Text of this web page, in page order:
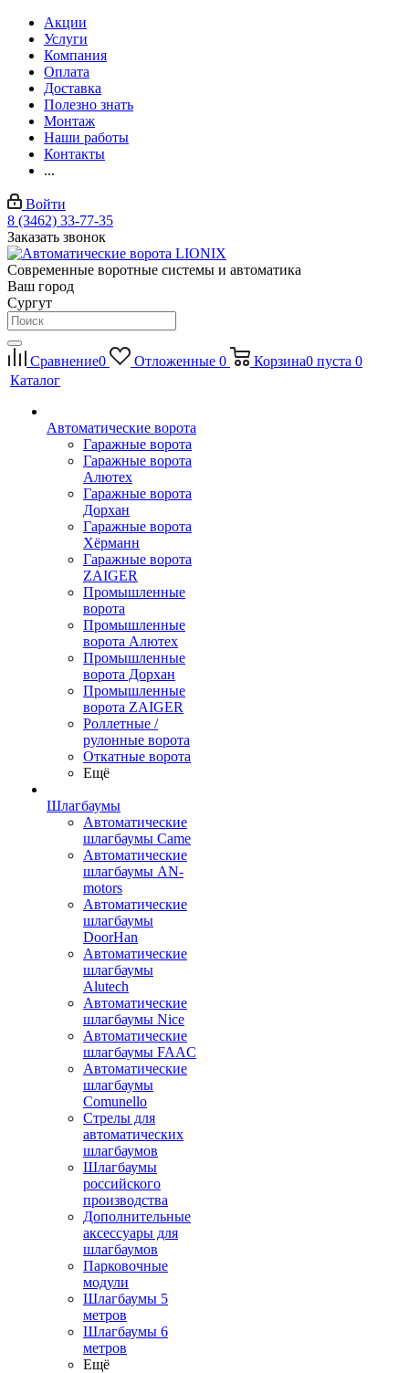
Акции
Услуги
Компания
Оплата
Доставка
Полезно знать
Монтаж
Наши работы
Контакты
...
Войти
8 (3462) 33-77-35
Заказать звонок
Современные воротные системы и автоматика
Ваш город
Сургут
Сравнение0 Отложенные 0 Корзина0 пуста 0
Каталог
Автоматические ворота
Гаражные ворота
Гаражные ворота
Алютех
Гаражные ворота
Дорхан
Гаражные ворота
Хёрманн
Гаражные ворота
ZAIGER
Промышленные
ворота
Промышленные
ворота Алютех
Промышленные
ворота Дорхан
Промышленные
ворота ZAIGER
Роллетные /
рулонные ворота
Откатные ворота
Ещё
Шлагбаумы
Автоматические
шлагбаумы Came
Автоматические
шлагбаумы AN-
motors
Автоматические
шлагбаумы
DoorHan
Автоматические
шлагбаумы
Alutech
Автоматические
шлагбаумы Nice
Автоматические
шлагбаумы FAAC
Автоматические
шлагбаумы
Comunello
Стрелы для
автоматических
шлагбаумов
Шлагбаумы
российского
производства
Дополнительные
аксессуары для
шлагбаумов
Парковочные
модули
Шлагбаумы 5
метров
Шлагбаумы 6
метров
Ещё